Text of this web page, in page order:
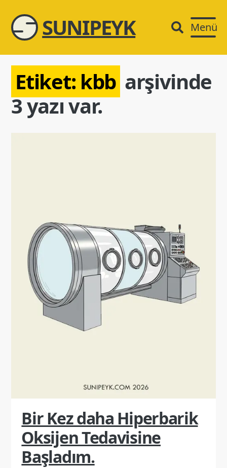
SUNIPEYK Menü
Etiket: kbb arşivinde
3 yazı var.
Bir Kez daha Hiperbarik
Oksijen Tedavisine
Başladım.